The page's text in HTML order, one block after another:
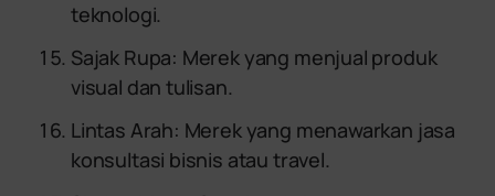
teknologi.
Sajak Rupa: Merek yang menjual produk
visual dan tulisan.
Lintas Arah: Merek yang menawarkan jasa
konsultasi bisnis atau travel.